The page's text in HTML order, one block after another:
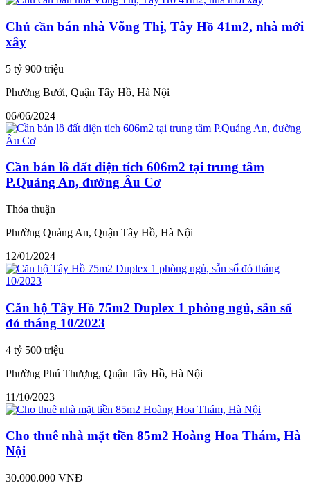
Chủ cần bán nhà Võng Thị, Tây Hồ 41m2, nhà mới
xây
5 tỷ 900 triệu
Phường Bưởi, Quận Tây Hồ, Hà Nội
06/06/2024
Cần bán lô đất diện tích 606m2 tại trung tâm
P.Quảng An, đường Âu Cơ
Thỏa thuận
Phường Quảng An, Quận Tây Hồ, Hà Nội
12/01/2024
Căn hộ Tây Hồ 75m2 Duplex 1 phòng ngủ, sẵn sổ
đỏ tháng 10/2023
4 tỷ 500 triệu
Phường Phú Thượng, Quận Tây Hồ, Hà Nội
11/10/2023
Cho thuê nhà mặt tiền 85m2 Hoàng Hoa Thám, Hà
Nội
30.000.000 VNĐ